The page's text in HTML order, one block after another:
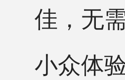
佳，无
小众体